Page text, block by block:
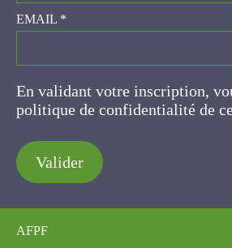
EMAIL*
En validant votre inscription,
politique de confidentialité de
Valider
AFPF